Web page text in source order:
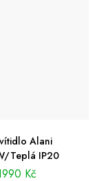
Alani
Teplá IP20
Kč